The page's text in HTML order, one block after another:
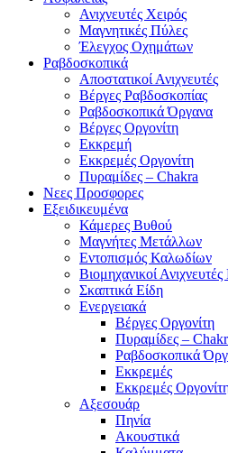
Ανιχνευτές Χειρός
Μαγνητικές Πύλες
Έλεγχος Οχημάτων
Ραβδοσκοπικά
Αποστατικοί Ανιχνευτές
Βέργες Ραβδοσκοπίας
Ραβδοσκοπικά Όργανα
Βέργες Οργονίτη
Εκκρεμή
Εκκρεμές Οργονίτη
Πυραμίδες – Chakra
Νεες Προσφορες
Εξειδικευμένα
Κάμερες Βυθού
Μαγνήτες Μετάλλων
Εντοπισμός Καλωδίων
Βιομηχανικοί
Σκαπτικά Είδη
Ενεργειακά
Βέργες Οργονίτη
Πυραμίδες –
Ραβδοσκοπικά
Εκκρεμές
Εκκρεμές
Αξεσουάρ
Πηνία
Ακουστικά